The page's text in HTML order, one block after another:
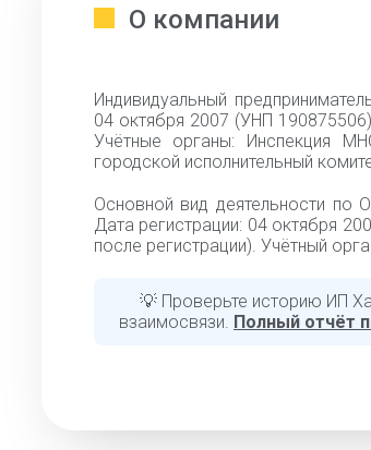
О компании
Индивидуальный
04 октября 2007 (УНП
Учётные органы: Инспекция
городской исполнительный
Основной вид деятельности по
Дата регистрации: 04 октября
после регистрации). Учётный
💡 Проверьте историю ИП
взаимосвязи. Полный отчёт